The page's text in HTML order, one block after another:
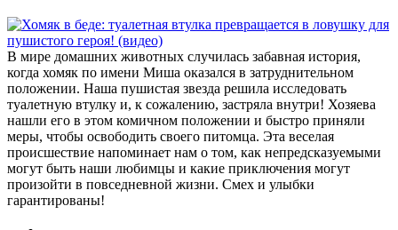
В мире домашних животных случилась забавная история,
когда хомяк по имени Миша оказался в затруднительном
положении. Наша пушистая звезда решила исследовать
туалетную втулку и, к сожалению, застряла внутри! Хозяева
нашли его в этом комичном положении и быстро приняли
меры, чтобы освободить своего питомца. Эта веселая
происшествие напоминает нам о том, как непредсказуемыми
могут быть наши любимцы и какие приключения могут
произойти в повседневной жизни. Смех и улыбки
гарантированы!